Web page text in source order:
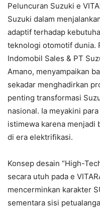
Peluncuran Suzuki e
Suzuki dalam
adaptif terhadap
teknologi otomotif dunia.
Indomobil Sales & PT
Amano, menyampaikan
sekadar menghadirkan
penting transformasi
nasional. Ia meyakini
istimewa karena menjadi
di era elektrifikasi.
Konsep desain “High-
secara utuh pada e
mencerminkan karakter
sementara sisi